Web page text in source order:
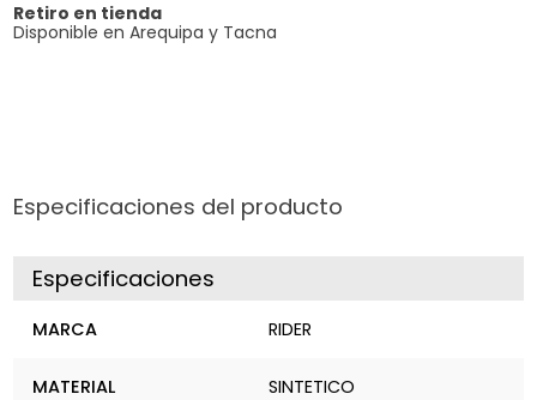
Retiro en tienda
Disponible en Arequipa y Tacna
Especificaciones del producto
Especificaciones
MARCA RIDER
MATERIAL SINTETICO